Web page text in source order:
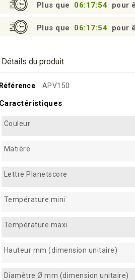
Plus que 06:17:53 pour
Plus que 06:17:53 pour
Détails du produit
Référence APV150
Caractéristiques
Couleur
Matière
Lettre Planetscore
Température mini
Température maxi
Hauteur mm (dimension unitaire)
Diamètre Ø mm (dimension unitaire)